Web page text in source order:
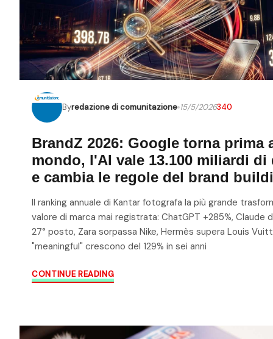
Byredazione di comunitazione 15/5/2026340
BrandZ 2026: Google torna prima
mondo, l'AI vale 13.100 miliardi di
e cambia le regole del brand
Il ranking annuale di Kantar fotografa la più grande
valore di marca mai registrata: ChatGPT +285%, Claude
27° posto, Zara sorpassa Nike, Hermès supera Louis
"meaningful" crescono del 129% in sei anni
CONTINUE READING